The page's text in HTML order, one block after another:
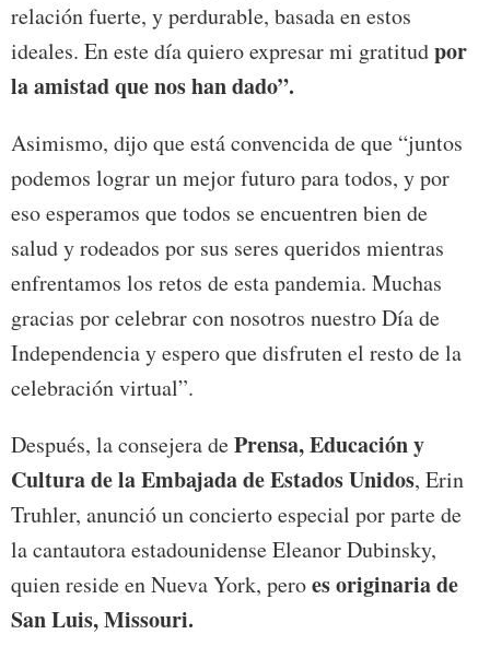
relación fuerte, y perdurable, basada en estos
ideales. En este día quiero expresar mi gratitudpor
la amistad que nos han dado”.
Asimismo, dijo que está convencida de que “juntos
podemos lograr un mejor futuro para todos, y por
eso esperamos que todos se encuentren bien de
salud y rodeados por sus seres queridos mientras
enfrentamos los retos de esta pandemia. Muchas
gracias por celebrar con nosotros nuestro Día de
Independencia y espero que disfruten el resto de la
celebración virtual”.
Después, la consejera dePrensa, Educación y
Cultura de la Embajada de Estados Unidos, Erin
Truhler, anunció un concierto especial por parte de
la cantautora estadounidense Eleanor Dubinsky,
quien reside en Nueva York, peroes originaria de
San Luis, Missouri.